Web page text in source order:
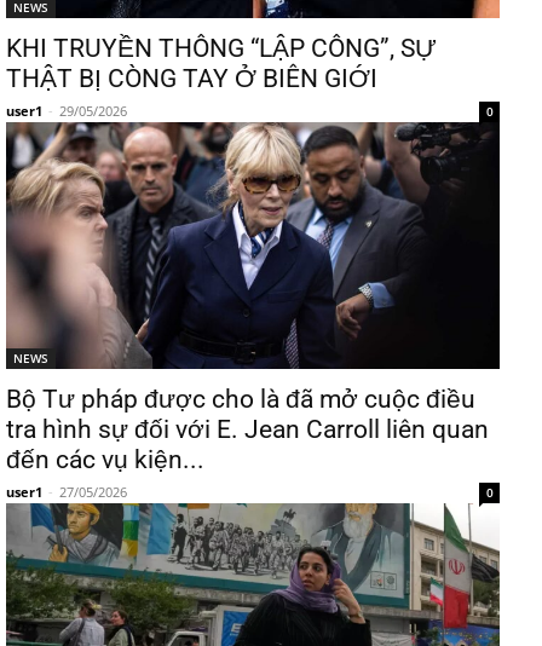
NEWS
KHI TRUYỀN THÔNG “LẬP CÔNG”, SỰ
THẬT BỊ CÒNG TAY Ở BIÊN GIỚI
user1 - 29/05/2026 0
NEWS
Bộ Tư pháp được cho là đã mở cuộc điều
tra hình sự đối với E. Jean Carroll liên quan
đến các vụ kiện...
user1 - 27/05/2026 0